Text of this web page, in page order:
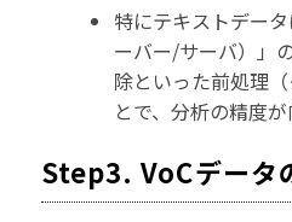
特にテキストデー
ーバー/サーバ）」
除といった前処理
とで、分析の精度が
Step3. VoCデータ